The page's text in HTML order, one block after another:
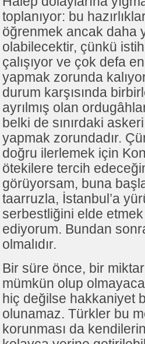
toplanıyor: bu
öğrenmek ancak daha
olabilecektir, çünkü
çalışıyor ve çok defa
yapmak zorunda
durum karşısında
ayrılmış olan
belki de sınırdaki
yapmak zorundadır.
doğru ilerlemek için
ötekilere tercih
görüyorsam, buna
taarruzla, İstanbul’a
serbestliğini elde
ediyorum. Bundan
olmalıdır.
Bir süre önce, bir
mümkün olup
hiç değilse hakkaniyet
olunamaz. Türkler bu
korunması da